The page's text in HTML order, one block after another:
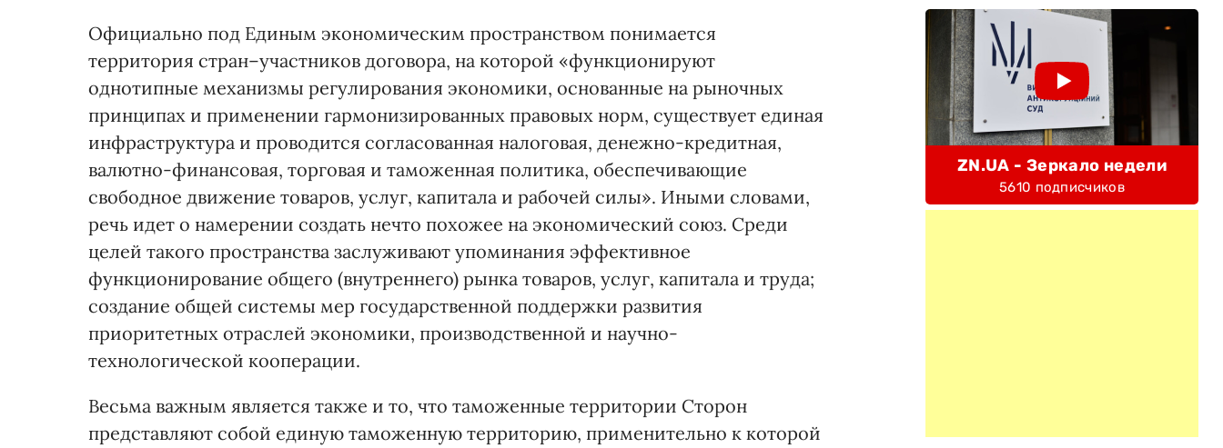
Официально под Единым экономическим пространством понимается
территория стран–участников договора, на которой «функционируют
однотипные механизмы регулирования экономики, основанные на рыночных
принципах и применении гармонизированных правовых норм, существует единая
инфраструктура и проводится согласованная налоговая, денежно-кредитная,
валютно-финансовая, торговая и таможенная политика, обеспечивающие
свободное движение товаров, услуг, капитала и рабочей силы». Иными словами,
речь идет о намерении создать нечто похожее на экономический союз. Среди
целей такого пространства заслуживают упоминания эффективное
функционирование общего (внутреннего) рынка товаров, услуг, капитала и труда;
создание общей системы мер государственной поддержки развития
приоритетных отраслей экономики, производственной и научно-
технологической кооперации.
Весьма важным является также и то, что таможенные территории Сторон
представляют собой единую таможенную территорию, применительно к которой
ZN.UA - Зеркало недели
5610 подписчиков